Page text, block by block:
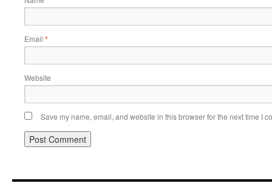
Email *
Website
Save my name, email, and website in this browser for the next time I